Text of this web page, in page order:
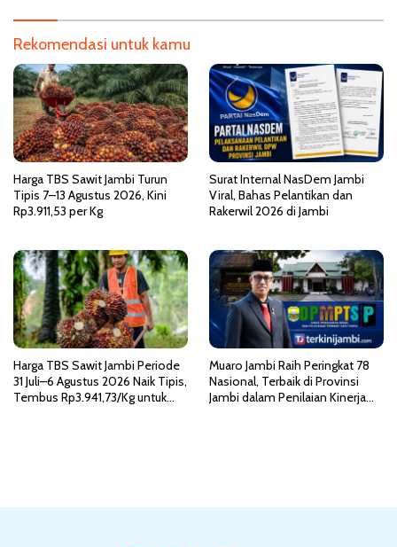
i
p
o
s
Rekomendasi untuk kamu
Harga TBS Sawit Jambi Turun
Tipis 7–13 Agustus 2026, Kini
Rp3.911,53 per Kg
Surat Internal NasDem Jambi
Viral, Bahas Pelantikan dan
Rakerwil 2026 di Jambi
Harga TBS Sawit Jambi Periode
31 Juli–6 Agustus 2026 Naik Tipis,
Tembus Rp3.941,73/Kg untuk
Muaro Jambi Raih Peringkat 78
Nasional, Terbaik di Provinsi
Jambi dalam Penilaian Kinerja